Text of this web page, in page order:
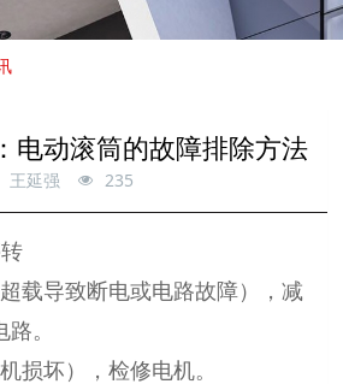
电动滚筒的故障排除方法
王延强 235
导致断电或电路故障），减
。
坏），检修电机。